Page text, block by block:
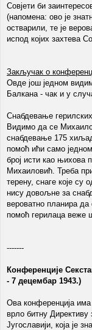
Совјети би
(напомена: ово је
остварили, те је
испод којих захтева
Закључак о
Овде још једном
Балкана - чак и у
Снабдевање герилских
Видимо да се
снабдевање 175
помоћ ићи само
број исти као њихова
Михаиловић. Треба
терену, снаге које су
нису довољне за
вероватно планира
помоћ герилаца веже
-------
Конференције
- 7 децембар 1943.)
Ова конференција
врло битну
Југославији, која је